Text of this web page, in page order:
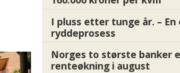
I pluss etter tunge år. –
ryddeprosess
Norges to største banker
renteøkning i august